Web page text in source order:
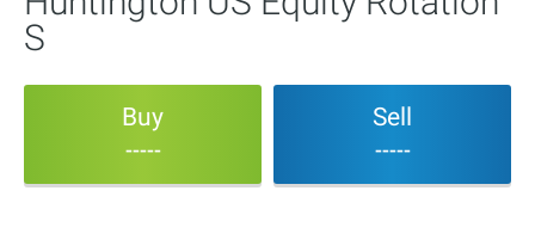
S
Buy
-----
Sell
-----